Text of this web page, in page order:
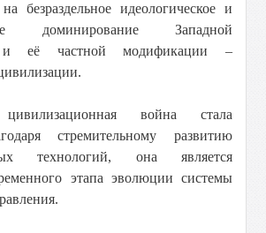
безраздельное идеологическое и
доминирование Западной
и её частной модификации –
война стала
стремительному развитию
технологий, она является
этапа эволюции системы